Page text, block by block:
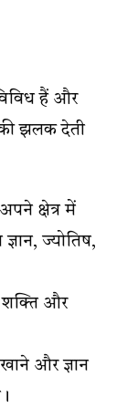
हैं और
की झलक देती
क्षेत्र में
ज्योतिष,
शक्ति और
और ज्ञान